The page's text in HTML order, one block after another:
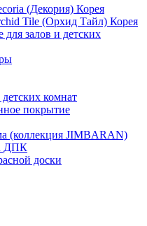
(Декория) Корея
Tile (Орхид Тайл) Корея
залов и детских
комнат
покрытие
(коллекция JIMBARAN)
ДПК
доски